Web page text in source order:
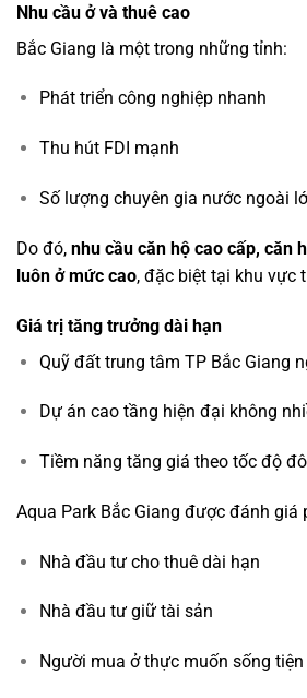
Nhu cầu ở và thuê cao
Bắc Giang là một trong những tỉnh:
Phát triển công nghiệp nhanh
Thu hút FDI mạnh
Số lượng chuyên gia nước ngoài
Do đó, nhu cầu căn hộ cao cấp, căn
luôn ở mức cao, đặc biệt tại khu vực
Giá trị tăng trưởng dài hạn
Quỹ đất trung tâm TP Bắc Giang
Dự án cao tầng hiện đại không
Tiềm năng tăng giá theo tốc độ
Aqua Park Bắc Giang được đánh giá
Nhà đầu tư cho thuê dài hạn
Nhà đầu tư giữ tài sản
Người mua ở thực muốn sống tiện